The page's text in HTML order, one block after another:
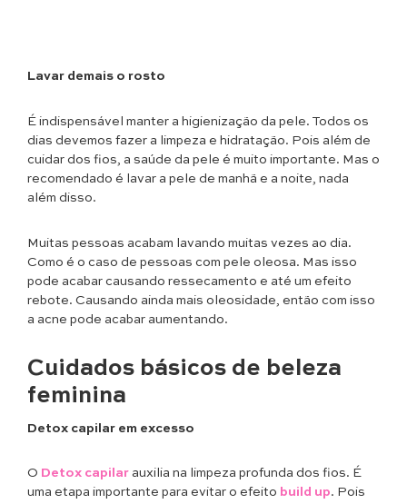
Lavar demais o rosto
É indispensável manter a higienização da pele. Todos os
dias devemos fazer a limpeza e hidratação. Pois além de
cuidar dos fios, a saúde da pele é muito importante. Mas o
recomendado é lavar a pele de manhã e a noite, nada
além disso.
Muitas pessoas acabam lavando muitas vezes ao dia.
Como é o caso de pessoas com pele oleosa. Mas isso
pode acabar causando ressecamento e até um efeito
rebote. Causando ainda mais oleosidade, então com isso
a acne pode acabar aumentando.
Cuidados básicos de beleza
feminina
Detox capilar em excesso
O Detox capilar auxilia na limpeza profunda dos fios. É
uma etapa importante para evitar o efeito build up. Pois